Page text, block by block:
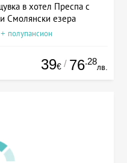
в хотел Преспа с
Смолянски езера
полупансион
39€ / 76.28
лв.